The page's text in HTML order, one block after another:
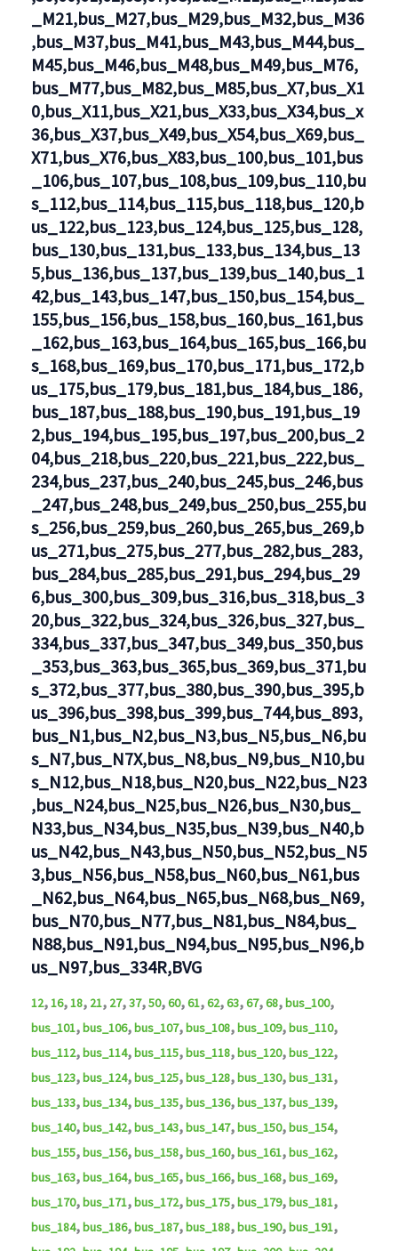
_M21,bus_M27,bus_M29,bus_M32,bus_M36
,bus_M37,bus_M41,bus_M43,bus_M44,bus_
M45,bus_M46,bus_M48,bus_M49,bus_M76,
bus_M77,bus_M82,bus_M85,bus_X7,bus_X1
0,bus_X11,bus_X21,bus_X33,bus_X34,bus_x
36,bus_X37,bus_X49,bus_X54,bus_X69,bus_
X71,bus_X76,bus_X83,bus_100,bus_101,bus
_106,bus_107,bus_108,bus_109,bus_110,bu
s_112,bus_114,bus_115,bus_118,bus_120,b
us_122,bus_123,bus_124,bus_125,bus_128,
bus_130,bus_131,bus_133,bus_134,bus_13
5,bus_136,bus_137,bus_139,bus_140,bus_1
42,bus_143,bus_147,bus_150,bus_154,bus_
155,bus_156,bus_158,bus_160,bus_161,bus
_162,bus_163,bus_164,bus_165,bus_166,bu
s_168,bus_169,bus_170,bus_171,bus_172,b
us_175,bus_179,bus_181,bus_184,bus_186,
bus_187,bus_188,bus_190,bus_191,bus_19
2,bus_194,bus_195,bus_197,bus_200,bus_2
04,bus_218,bus_220,bus_221,bus_222,bus_
234,bus_237,bus_240,bus_245,bus_246,bus
_247,bus_248,bus_249,bus_250,bus_255,bu
s_256,bus_259,bus_260,bus_265,bus_269,b
us_271,bus_275,bus_277,bus_282,bus_283,
bus_284,bus_285,bus_291,bus_294,bus_29
6,bus_300,bus_309,bus_316,bus_318,bus_3
20,bus_322,bus_324,bus_326,bus_327,bus_
334,bus_337,bus_347,bus_349,bus_350,bus
_353,bus_363,bus_365,bus_369,bus_371,bu
s_372,bus_377,bus_380,bus_390,bus_395,b
us_396,bus_398,bus_399,bus_744,bus_893,
bus_N1,bus_N2,bus_N3,bus_N5,bus_N6,bu
s_N7,bus_N7X,bus_N8,bus_N9,bus_N10,bu
s_N12,bus_N18,bus_N20,bus_N22,bus_N23
,bus_N24,bus_N25,bus_N26,bus_N30,bus_
N33,bus_N34,bus_N35,bus_N39,bus_N40,b
us_N42,bus_N43,bus_N50,bus_N52,bus_N5
3,bus_N56,bus_N58,bus_N60,bus_N61,bus
_N62,bus_N64,bus_N65,bus_N68,bus_N69,
bus_N70,bus_N77,bus_N81,bus_N84,bus_
N88,bus_N91,bus_N94,bus_N95,bus_N96,b
us_N97,bus_334R,BVG
12,16,18, 21, 27,37,50,60,61,62,63,67,68,bus_100,
bus_101,bus_106,bus_107,bus_108,bus_109,bus_110,
bus_112,bus_114,bus_115,bus_118,bus_120,bus_122,
bus_123,bus_124,bus_125,bus_128,bus_130,bus_131,
bus_133,bus_134,bus_135,bus_136,bus_137,bus_139,
bus_140,bus_142,bus_143,bus_147,bus_150,bus_154,
bus_155,bus_156,bus_158,bus_160,bus_161,bus_162,
bus_163,bus_164,bus_165,bus_166,bus_168,bus_169,
bus_170,bus_171,bus_172,bus_175,bus_179,bus_181,
bus_184,bus_186,bus_187,bus_188,bus_190,bus_191,